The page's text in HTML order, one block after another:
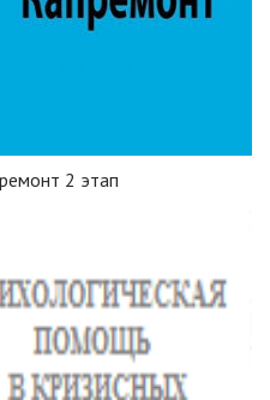
2 этап